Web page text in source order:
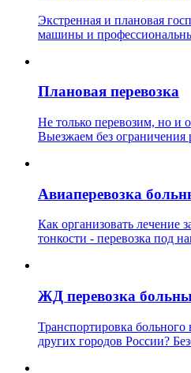
Экстренная и плановая
машины и
Плановая перевозка
Не только перевозим, но и
Выезжаем без ограничения
Авиаперевозка
Как организовать лечение
тонкости - перевозка под
ЖД перевозка
Транспортировка
других городов России?